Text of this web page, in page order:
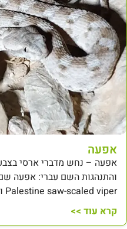
אפעה
אפעה – נחש מדברי ארסי
והתנהגות השם עברי: אפעה
Palestine saw-scaled viper והשם המדעי:
קרא עוד >>